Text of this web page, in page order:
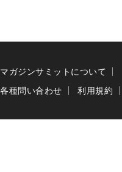
マガジンサミットについて
各種問い合わせ
利用規約